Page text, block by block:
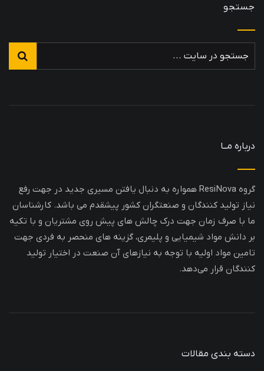
جستجو
درباره مــا
گروه ResiNova همواره به دنبال یافتن مسیری جدید در جهت رفع
نیاز تولید کنندگان و صنعتگران کشور پیشقدم می باشد. کارشناسان
ما با صرف زمان جهت درک چالش های پیش روی مشتریان و با تکیه
بر دانش مواد شیمیایی و پلیمری، گزینه های منحصر به فردی جهت
تامین مواد اولیه با توجه به نیازهای آن صنعت در اختیار تولید
کنندگان قرار می‌دهد.
دسته بندی مقالات